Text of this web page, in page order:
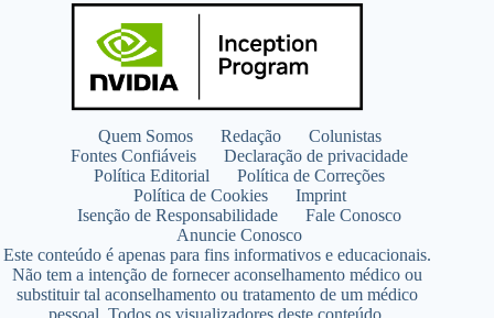
Quem Somos Redação
Colunistas
Fontes Confiáveis
Declaração de privacidade
Política Editorial
Política de Correções
Política de Cookies
Imprint
Isenção de Responsabilidade
Fale Conosco
Anuncie Conosco
Este conteúdo é apenas para fins informativos e educacionais.
Não tem a intenção de fornecer aconselhamento médico ou
substituir tal aconselhamento ou tratamento de um médico
pessoal. Todos os visualizadores deste conteúdo,